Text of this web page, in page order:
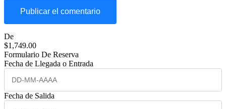
De
$1,749.00
Formulario De Reserva
Fecha de Llegada o Entrada
Fecha de Salida